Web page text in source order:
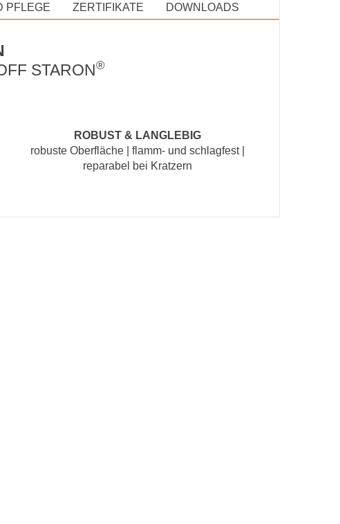
PFLEGE ZERTIFIKATE DOWNLOADS
STARON®
ROBUST & LANGLEBIG
robuste Oberfläche | flamm- und schlagfest |
reparabel bei Kratzern